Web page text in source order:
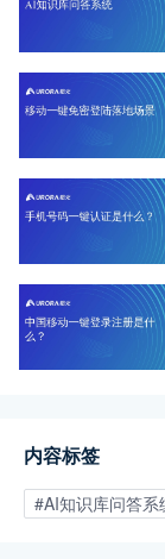
内容标签
#AI知识库问答系